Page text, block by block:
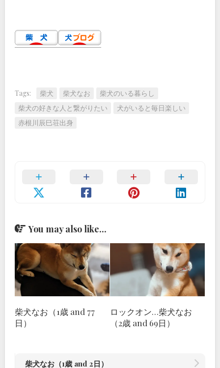
Tags: 柴犬 柴犬なお
柴犬のいる暮らし
柴犬の好きな人と繋がりたい
犬がいると毎日楽しい
赤根川辰巳荘出身
You may also like...
柴犬なお（1歳 and 77
日）
ロックオン…柴犬なお
（2歳 and 69日）
柴犬なお（1歳 and 2日）